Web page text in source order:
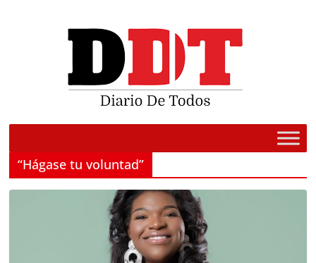
“Hágase tu voluntad”